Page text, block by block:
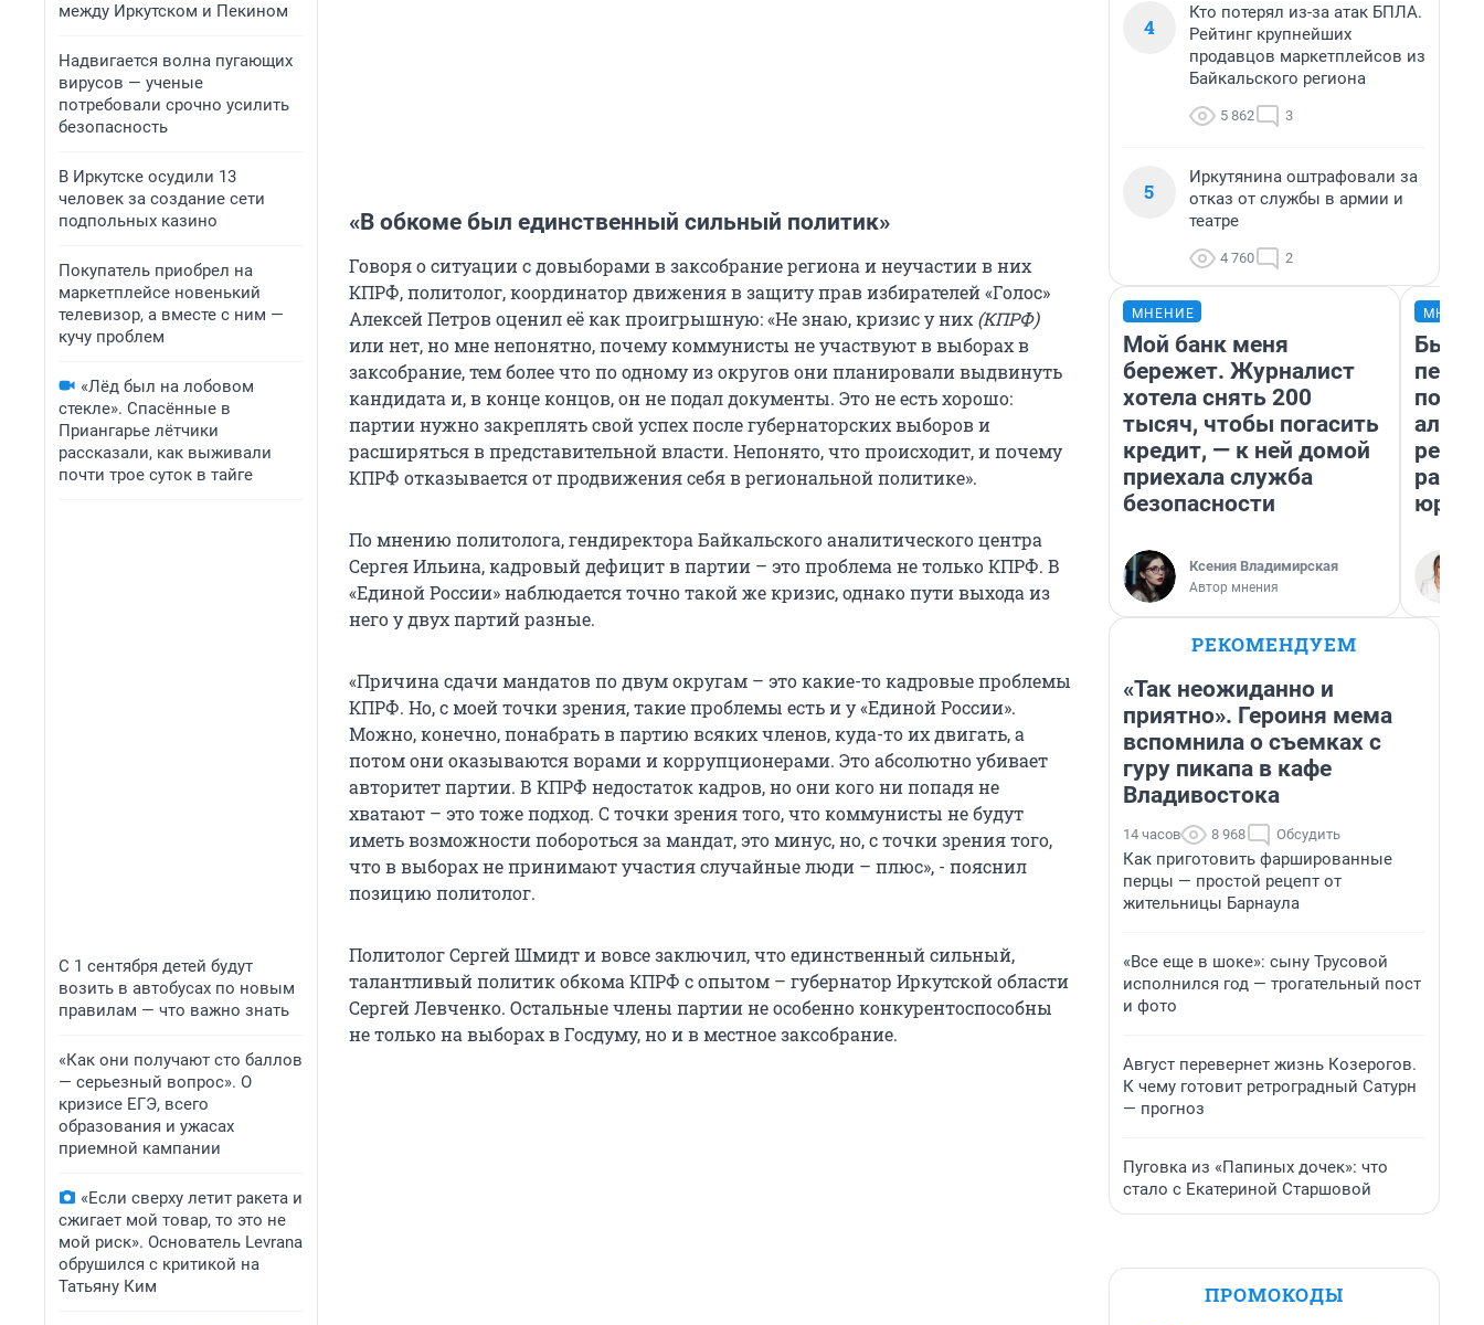
между Иркутском и Пекином
Надвигается волна пугающих
вирусов — ученые
потребовали срочно усилить
безопасность
В Иркутске осудили 13
человек за создание сети
подпольных казино
Покупатель приобрел на
маркетплейсе новенький
телевизор, а вместе с ним —
кучу проблем
«Лёд был на лобовом
стекле». Спасённые в
Приангарье лётчики
рассказали, как выживали
почти трое суток в тайге
С 1 сентября детей будут
возить в автобусах по новым
правилам — что важно знать
«Как они получают сто баллов
— серьезный вопрос». О
кризисе ЕГЭ, всего
образования и ужасах
приемной кампании
«Если сверху летит ракета и
сжигает мой товар, то это не
мой риск». Основатель Levrana
обрушился с критикой на
Татьяну Ким
«В обкоме был единственный сильный политик»
Говоря о ситуации с довыборами в заксобрание региона и неучастии в них
КПРФ, политолог, координатор движения в защиту прав избирателей «Голос»
Алексей Петров оценил её как проигрышную: «Не знаю, кризис у них (КПРФ)
или нет, но мне непонятно, почему коммунисты не участвуют в выборах в
заксобрание, тем более что по одному из округов они планировали выдвинуть
кандидата и, в конце концов, он не подал документы. Это не есть хорошо:
партии нужно закреплять свой успех после губернаторских выборов и
расширяться в представительной власти. Непонято, что происходит, и почему
КПРФ отказывается от продвижения себя в региональной политике».
По мнению политолога, гендиректора Байкальского аналитического центра
Сергея Ильина, кадровый дефицит в партии – это проблема не только КПРФ. В
«Единой России» наблюдается точно такой же кризис, однако пути выхода из
него у двух партий разные.
«Причина сдачи мандатов по двум округам – это какие-то кадровые проблемы
КПРФ. Но, с моей точки зрения, такие проблемы есть и у «Единой России».
Можно, конечно, понабрать в партию всяких членов, куда-то их двигать, а
потом они оказываются ворами и коррупционерами. Это абсолютно убивает
авторитет партии. В КПРФ недостаток кадров, но они кого ни попадя не
хватают – это тоже подход. С точки зрения того, что коммунисты не будут
иметь возможности побороться за мандат, это минус, но, с точки зрения того,
что в выборах не принимают участия случайные люди – плюс», - пояснил
позицию политолог.
Политолог Сергей Шмидт и вовсе заключил, что единственный сильный,
талантливый политик обкома КПРФ с опытом – губернатор Иркутской области
Сергей Левченко. Остальные члены партии не особенно конкурентоспособны
не только на выборах в Госдуму, но и в местное заксобрание.
4
Кто потерял из-за атак БПЛА.
Рейтинг крупнейших
продавцов маркетплейсов из
Байкальского региона
5 862 3
5
Иркутянина оштрафовали за
отказ от службы в армии и
театре
4 760 2
МНЕНИЕ
Мой банк меня
бережет. Журналист
хотела снять 200
тысяч, чтобы погасить
кредит, — к ней домой
приехала служба
безопасности
Ксения Владимирская
Автор мнения
Был
РЕКОМЕНДУЕМ
«Так неожиданно и
приятно». Героиня мема
вспомнила о съемках с
гуру пикапа в кафе
Владивостока
14 часов 8 968 Обсудить
Как приготовить фаршированные
перцы — простой рецепт от
жительницы Барнаула
«Все еще в шоке»: сыну Трусовой
исполнился год — трогательный пост
и фото
Август перевернет жизнь Козерогов.
К чему готовит ретроградный Сатурн
— прогноз
Пуговка из «Папиных дочек»: что
стало с Екатериной Старшовой
ПРОМОКОДЫ